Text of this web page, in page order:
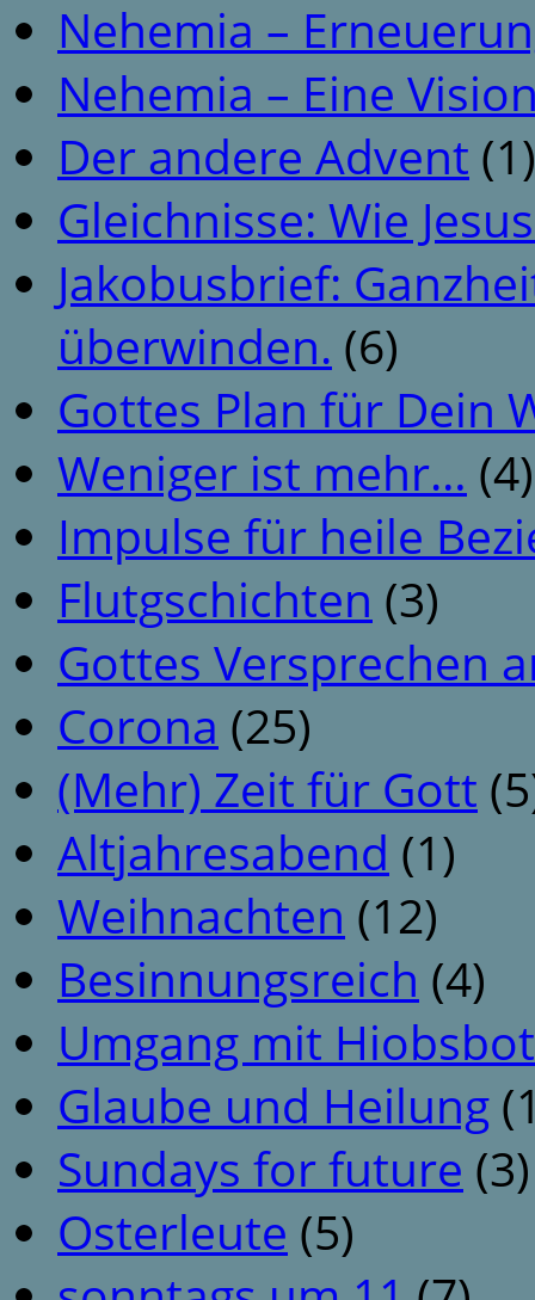
Nehemia –
Nehemia – Eine
Der andere Advent (1)
Gleichnisse: Wie
Jakobusbrief:
überwinden. (6)
Gottes Plan für Dein
Weniger ist mehr… (4)
Impulse für heile
Flutgschichten (3)
Gottes Versprechen
Corona (25)
(Mehr) Zeit für Gott
Altjahresabend (1)
Weihnachten (12)
Besinnungsreich (4)
Umgang mit
Glaube und Heilung
Sundays for future (3)
Osterleute (5)